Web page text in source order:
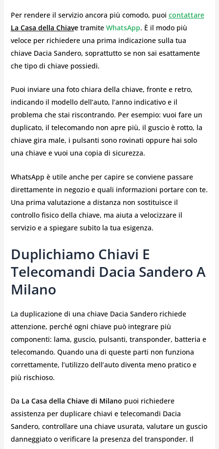
Per rendere il servizio ancora più comodo, puoi contattare
La Casa della Chiavetramite WhatsApp. È il modo più
veloce per richiedere una prima indicazione sulla tua
chiave Dacia Sandero, soprattutto se non sai esattamente
che tipo di chiave possiedi.
Puoi inviare una foto chiara della chiave, fronte e retro,
indicando il modello dell’auto, l’anno indicativo e il
problema che stai riscontrando. Per esempio: vuoi fare un
duplicato, il telecomando non apre più, il guscio è rotto, la
chiave gira male, i pulsanti sono rovinati oppure hai solo
una chiave e vuoi una copia di sicurezza.
WhatsApp è utile anche per capire se conviene passare
direttamente in negozio e quali informazioni portare con te.
Una prima valutazione a distanza non sostituisce il
controllo fisico della chiave, ma aiuta a velocizzare il
servizio e a spiegare subito la tua esigenza.
Duplichiamo Chiavi E
Telecomandi Dacia Sandero A
Milano
La duplicazione di una chiave Dacia Sandero richiede
attenzione, perché ogni chiave può integrare più
componenti: lama, guscio, pulsanti, transponder, batteria e
telecomando. Quando una di queste parti non funziona
correttamente, l’utilizzo dell’auto diventa meno pratico e
più rischioso.
Da La Casa della Chiave di Milano puoi richiedere
assistenza per duplicare chiavi e telecomandi Dacia
Sandero, controllare una chiave usurata, valutare un guscio
danneggiato o verificare la presenza del transponder. Il